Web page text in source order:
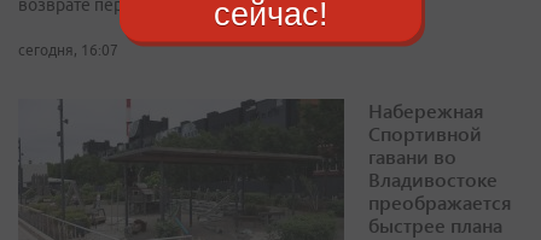
возврате переплаты
сегодня, 16:07
Набережная
Спортивной
гавани во
Владивостоке
преображается
быстрее плана
сейчас!